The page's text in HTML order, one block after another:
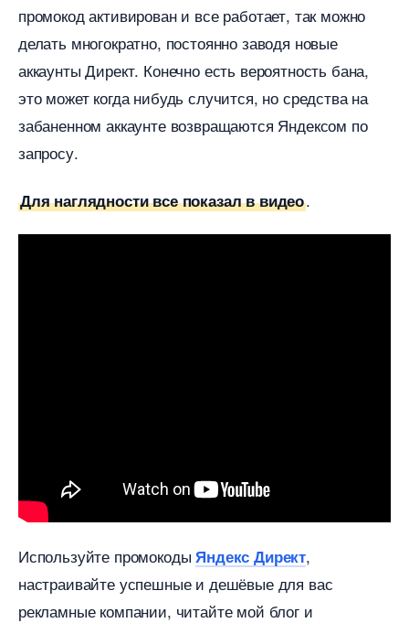
промокод активирован и все работает, так можно
делать многократно, постоянно заводя новые
аккаунты Директ. Конечно есть вероятность бана,
это может когда нибудь случится, но средства на
забаненном аккаунте возвращаются Яндексом по
запросу.
Для наглядности все показал в видео.
Используйте промокодыЯндекс Директ,
настраивайте успешные и дешёвые для вас
рекламные компании, читайте мой блог и